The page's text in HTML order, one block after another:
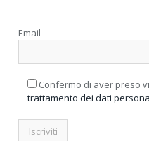
Email
Confermo di aver preso
trattamento dei dati